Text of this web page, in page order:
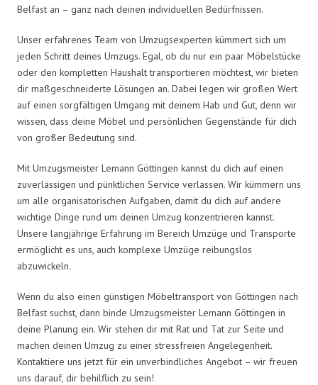
Belfast an – ganz nach deinen individuellen Bedürfnissen.
Unser erfahrenes Team von Umzugsexperten kümmert sich um
jeden Schritt deines Umzugs. Egal, ob du nur ein paar Möbelstücke
oder den kompletten Haushalt transportieren möchtest, wir bieten
dir maßgeschneiderte Lösungen an. Dabei legen wir großen Wert
auf einen sorgfältigen Umgang mit deinem Hab und Gut, denn wir
wissen, dass deine Möbel und persönlichen Gegenstände für dich
von großer Bedeutung sind.
Mit Umzugsmeister Lemann Göttingen kannst du dich auf einen
zuverlässigen und pünktlichen Service verlassen. Wir kümmern uns
um alle organisatorischen Aufgaben, damit du dich auf andere
wichtige Dinge rund um deinen Umzug konzentrieren kannst.
Unsere langjährige Erfahrung im Bereich Umzüge und Transporte
ermöglicht es uns, auch komplexe Umzüge reibungslos
abzuwickeln.
Wenn du also einen günstigen Möbeltransport von Göttingen nach
Belfast suchst, dann binde Umzugsmeister Lemann Göttingen in
deine Planung ein. Wir stehen dir mit Rat und Tat zur Seite und
machen deinen Umzug zu einer stressfreien Angelegenheit.
Kontaktiere uns jetzt für ein unverbindliches Angebot – wir freuen
uns darauf, dir behilflich zu sein!